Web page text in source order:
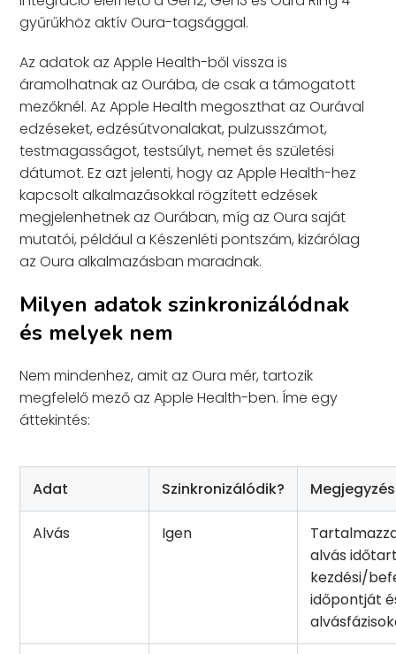
gyűrűkhöz aktív Oura-tagsággal.
Az adatok az Apple Health-ből vissza is
áramolhatnak az Ourába, de csak a támogatott
mezőknél. Az Apple Health megoszthat az Ourával
edzéseket, edzésútvonalakat, pulzusszámot,
testmagasságot, testsúlyt, nemet és születési
dátumot. Ez azt jelenti, hogy az Apple Health-hez
kapcsolt alkalmazásokkal rögzített edzések
megjelenhetnek az Ourában, míg az Oura saját
mutatói, például a Készenléti pontszám, kizárólag
az Oura alkalmazásban maradnak.
Milyen adatok szinkronizálódnak
és melyek nem
Nem mindenhez, amit az Oura mér, tartozik
megfelelő mező az Apple Health-ben. Íme egy
áttekintés:
Adat Szinkronizálódik?
Alvás Igen
alvás
kezdési/
időpontját